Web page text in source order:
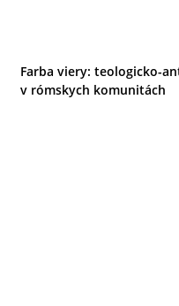
Farba viery: teologicko-
v rómskych komunitách